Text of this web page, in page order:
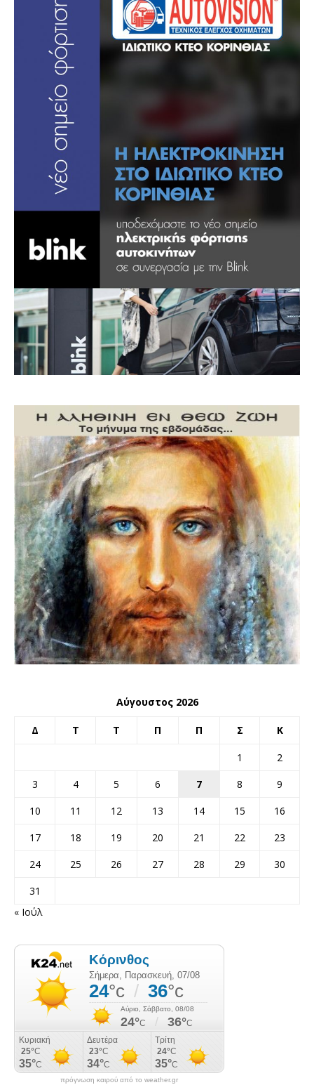
Αύγουστος 2026
Δ Τ Τ Π Π Σ Κ
1
2
3
4 5 6 7 8
9
10
11 12 13 14 15
16
17
18 19 20 21 22
23
24
25 26 27 28 29
30
31
« Ιούλ
πρόγνωση καιρού από το weather.gr